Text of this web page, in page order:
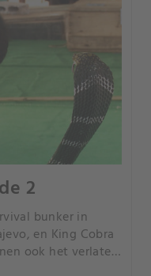
2
bunker in
en King Cobra
ook het verlaten